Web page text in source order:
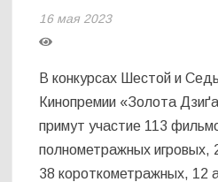
16 мая 2023
В конкурсах Шестой и
Кинопремии «Золота
примут участие 113
полнометражных игровых,
38 короткометражных, 12